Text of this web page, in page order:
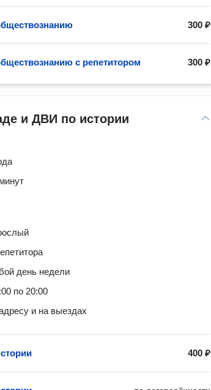
300 ₽
300 ₽
с репетитором
и ДВИ по истории
день недели
по 20:00
и на выездах
400 ₽